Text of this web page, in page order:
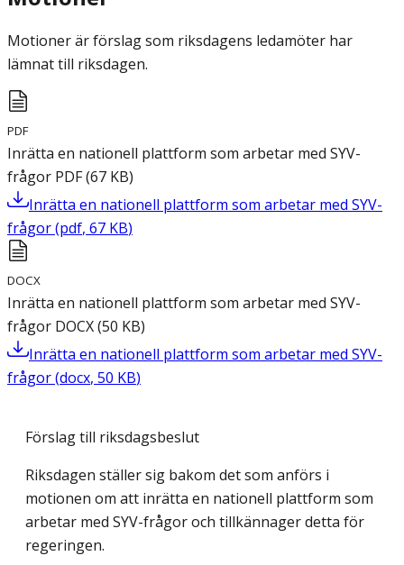
Motioner är förslag som riksdagens ledamöter har
lämnat till riksdagen.
PDF
Inrätta en nationell plattform som arbetar med SYV-
frågor PDF(67 KB)
Inrätta en nationell plattform som arbetar med SYV-
frågor(pdf, 67 KB)
DOCX
Inrätta en nationell plattform som arbetar med SYV-
frågor DOCX(50 KB)
Inrätta en nationell plattform som arbetar med SYV-
frågor(docx, 50 KB)
Förslag till riksdagsbeslut
Riksdagen ställer sig bakom det som anförs i
motionen om att inrätta en nationell plattform som
arbetar med SYV-frågor och tillkännager detta för
regeringen.